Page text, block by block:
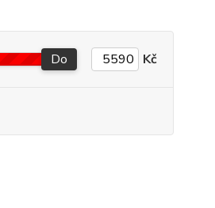
Do Kč